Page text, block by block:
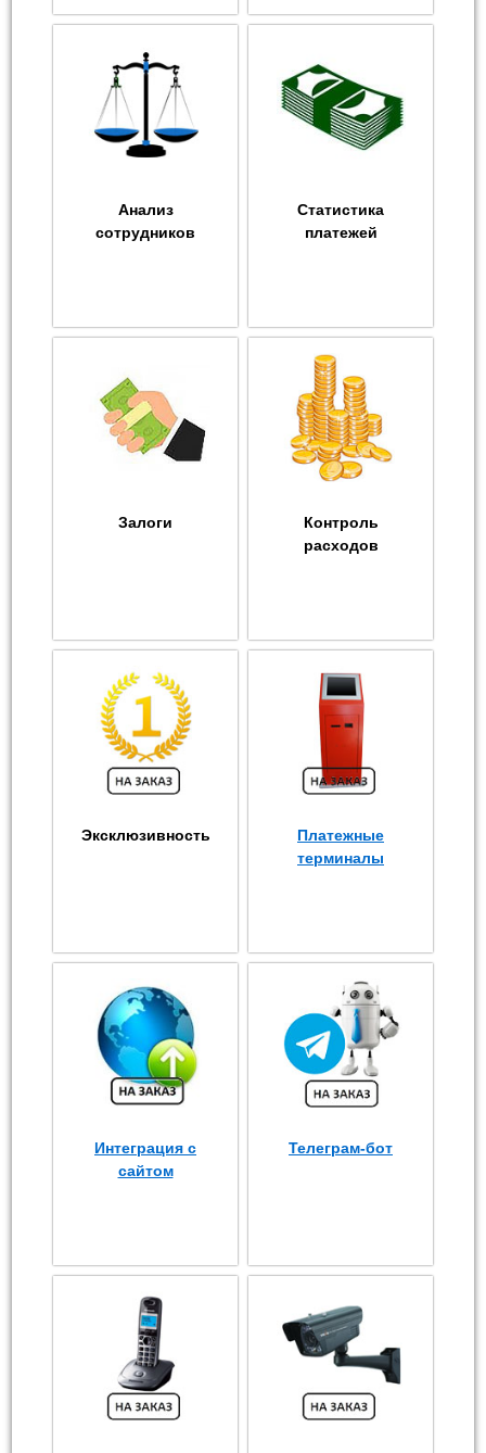
Анализ
сотрудников
Статистика
платежей
Залоги
Контроль
расходов
Эксклюзивность
Платежные
терминалы
Интеграция с
сайтом
Телеграм-бот